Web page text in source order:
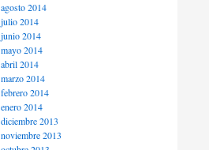
agosto 2014
julio 2014
junio 2014
mayo 2014
abril 2014
marzo 2014
febrero 2014
enero 2014
diciembre 2013
noviembre 2013